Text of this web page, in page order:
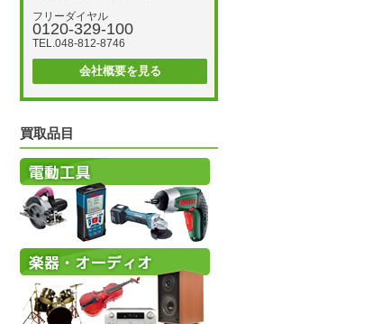
フリーダイヤル
0120-329-100
TEL.048-812-8746
会社概要を見る
買取品目